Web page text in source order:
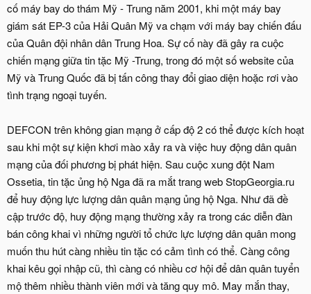
cố máy bay do thám Mỹ - Trung năm 2001, khi một máy bay
giám sát EP-3 của Hải Quân Mỹ va chạm với máy bay chiến đấu
của Quân đội nhân dân Trung Hoa. Sự cố này đã gây ra cuộc
chiến mạng giữa tin tặc Mỹ -Trung, trong đó một số website của
Mỹ và Trung Quốc đã bị tấn công thay đổi giao diện hoặc rơi vào
tình trạng ngoại tuyến.
DEFCON trên không gian mạng ở cấp độ 2 có thể được kích hoạt
sau khi một sự kiện khơi mào xảy ra và việc huy động dân quân
mạng của đối phương bị phát hiện. Sau cuộc xung đột Nam
Ossetia, tin tặc ủng hộ Nga đã ra mắt trang web StopGeorgia.ru
để huy động lực lượng dân quân mạng ủng hộ Nga. Như đã đề
cập trước độ, huy động mạng thường xảy ra trong các diễn đàn
bán công khai vì những người tổ chức lực lượng dân quân mong
muốn thu hút càng nhiều tin tặc có cảm tình có thể. Càng công
khai kêu gọi nhập cũ, thì càng có nhiều cơ hội để dân quân tuyển
mộ thêm nhiều thành viên mới và tăng quy mô. May mắn thay,